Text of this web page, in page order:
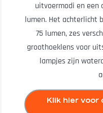
uitvoermodi en een
lumen. Het achterlicht
75 lumen, zes
groothoeklens voor
lampjes zijn
Klik hier voor